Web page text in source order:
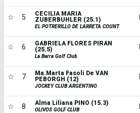
☆ 5
CECILIA MARIA
ZUBERBUHLER (25.1)
EL POTRERILLO DE LARRETA COUNT
☆ 6
GABRIELA FLORES PIRAN
(25.5)
La Barra Golf Club
☆ 7
Ma.Marta Fasoli De VAN
PEBORGH (12)
JOCKEY CLUB ARGENTINO
☆ 8 Alma Liliana PINO (15.3)
OLIVOS GOLF CLUB